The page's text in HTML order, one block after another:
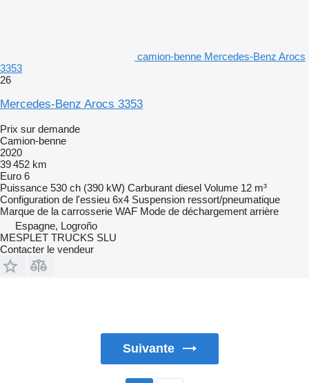
camion-benne Mercedes-Benz Arocs
3353
26
Mercedes-Benz Arocs 3353
Prix sur demande
Camion-benne
2020
39 452 km
Euro 6
Puissance 530 ch (390 kW) Carburant diesel Volume 12 m³
Configuration de l'essieu 6x4 Suspension ressort/pneumatique
Marque de la carrosserie WAF Mode de déchargement arrière
Espagne, Logroño
MESPLET TRUCKS SLU
Contacter le vendeur
Suivante